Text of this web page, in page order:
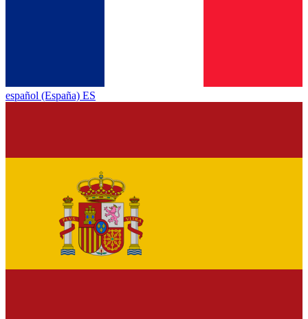
español (España) ES